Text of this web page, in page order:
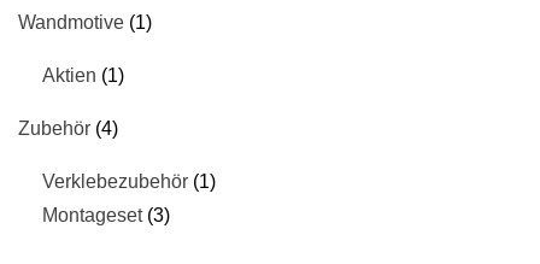
Wandmotive 1
Aktien 1
Zubehör 4
Verklebezubehör 1
Montageset 3